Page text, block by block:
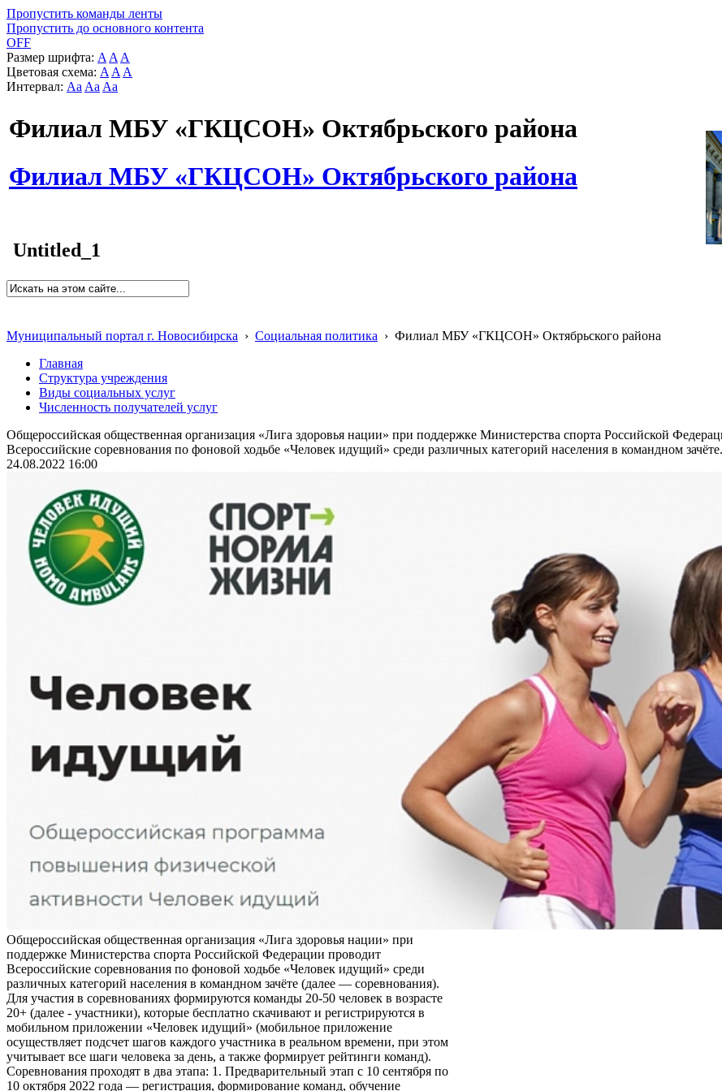
Пропустить команды ленты
Пропустить до основного контента
OFF
Размер шрифта: A A A
Цветовая схема: A A A
Интервал: Aa Aa Aa
Филиал МБУ «ГКЦСОН» Октябрьского района
Филиал МБУ «ГКЦСОН» Октябрьского района
Untitled_1
Муниципальный портал г. Новосибирска › Социальная политика › Филиал МБУ «ГКЦСОН» Октябрьского района
Главная
Структура учреждения
Виды социальных услуг
Численность получателей услуг
Общероссийская общественная организация «Лига здоровья нации» при поддержке Министерства спорта Российской
Всероссийские соревнования по фоновой ходьбе «Человек идущий» среди различных категорий населения в командном зачёте.
24.08.2022 16:00
Общероссийская общественная организация «Лига здоровья нации» при
поддержке Министерства спорта Российской Федерации проводит
Всероссийские соревнования по фоновой ходьбе «Человек идущий» среди
различных категорий населения в командном зачёте (далее — соревнования).
Для участия в соревнованиях формируются команды 20-50 человек в возрасте
20+ (далее - участники), которые бесплатно скачивают и регистрируются в
мобильном приложении «Человек идущий» (мобильное приложение
осуществляет подсчет шагов каждого участника в реальном времени, при этом
учитывает все шаги человека за день, а также формирует рейтинги команд).
Соревнования проходят в два этапа: 1. Предварительный этап с 10 сентября по
10 октября 2022 года — регистрация, формирование команд, обучение